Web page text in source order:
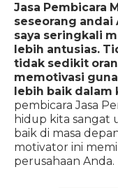
Jasa Pembicara
seseorang andai
saya seringkali
lebih antusias.
tidak sedikit
memotivasi
lebih baik dalam
pembicara Jasa
hidup kita sangat
baik di masa
motivator ini
perusahaan Anda.